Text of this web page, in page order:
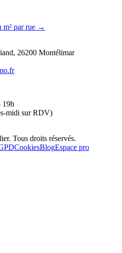
m² par rue →
26200 Montélimar
19h
midi sur RDV)
. Tous droits réservés.
CookiesBlogEspace pro